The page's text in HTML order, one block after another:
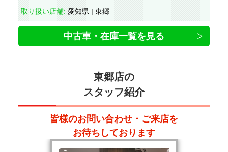
取り扱い店舗: 愛知県 | 東郷
中古車・在庫一覧を見る
東郷店の
スタッフ紹介
皆様のお問い合わせ・ご来店を
お待ちしております